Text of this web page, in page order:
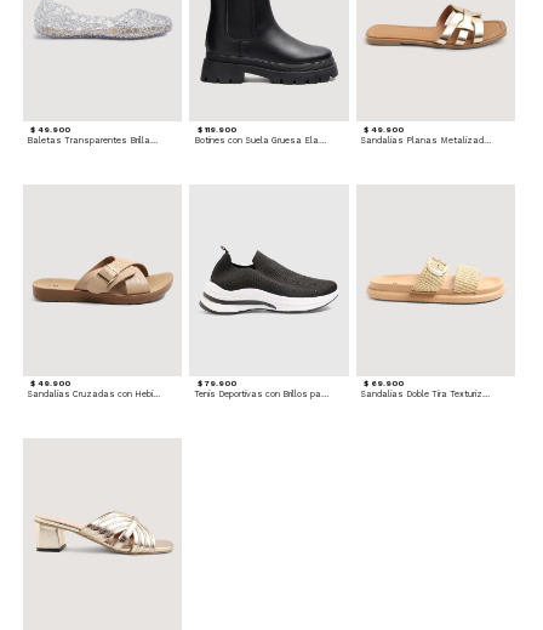
$ 49.900 $ 119.900 $ 49.900
$ 49.900
Sandalias Cruzadas con Hebilla
$ 79.900
Tenis Deportivas con Brillos para mujer
$ 69.900
Sandalias Doble Tira Texturizada